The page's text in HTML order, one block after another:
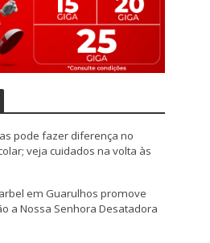
pode fazer diferença no
veja cuidados na volta às
em Guarulhos promove
a Nossa Senhora Desatadora